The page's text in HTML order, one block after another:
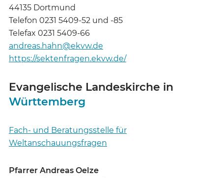
44135 Dortmund
Telefon 0231 5409-52 und -85
Telefax 0231 5409-66
andreas.hahn@ekvw.de
https://sektenfragen.ekvw.de/
Evangelische Landeskirche in
Württemberg
Fach- und Beratungsstelle für
Weltanschauungsfragen
Pfarrer Andreas Oelze